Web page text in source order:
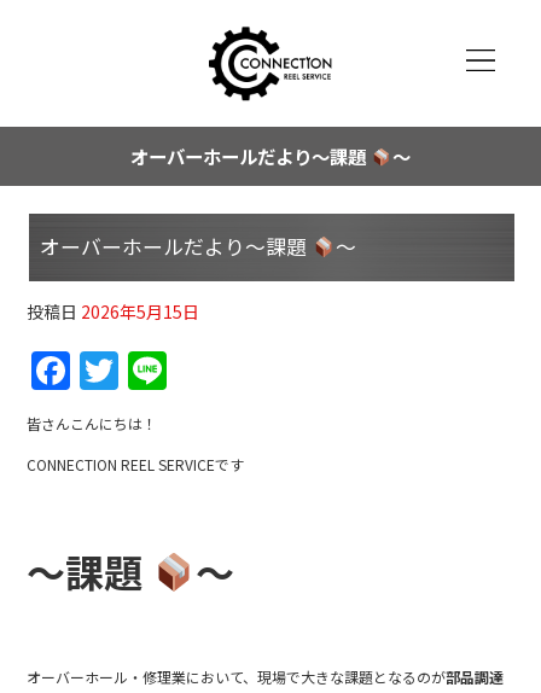
オーバーホールだより～課題 ～
オーバーホールだより～課題 ～
投稿日 2026年5月15日
F
a
c
e
o
o
T
w
itt
er
e
皆さんこんにちは！
CONNECTION REEL SERVICEです
～課題 ～
オーバーホール・修理業において、現場で大きな課題となるのが部品調達